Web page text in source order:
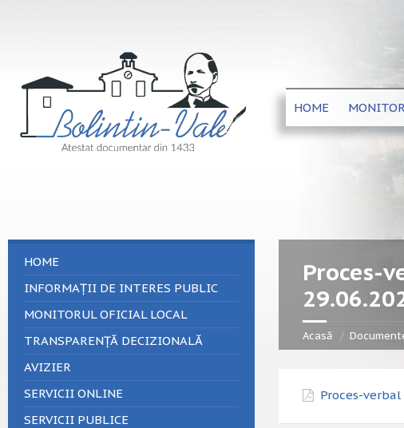
HOME
Proces-
Acasă
Proces-
HOME
INFORMAȚII DE INTERES PUBLIC
MONITORUL OFICIAL LOCAL
TRANSPARENȚĂ DECIZIONALĂ
AVIZIER
SERVICII ONLINE
SERVICII PUBLICE